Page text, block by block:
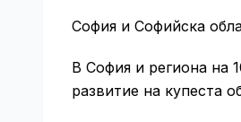
София и Софийска
В София и региона на
развитие на купеста